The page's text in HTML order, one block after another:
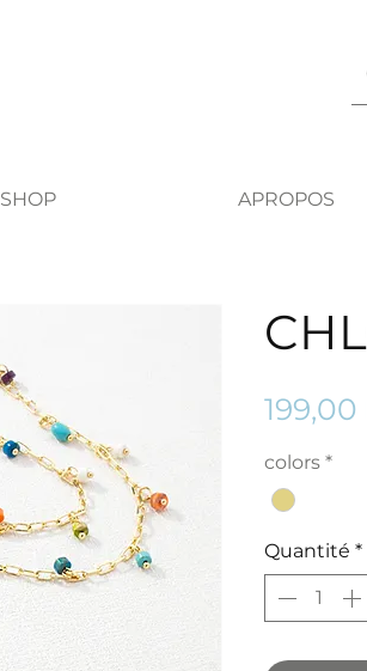
SHOP APROPOS
colors *
Quantité *